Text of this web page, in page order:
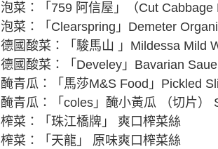
泡菜：「759 阿信屋」（Cut Cabbage
泡菜：「Clearspring」Demeter
德國酸菜：「駿馬山 」Mildessa Mild
德國酸菜：「Develey」Bavarian
醃青瓜：「馬莎M&S Food」Pickled
醃青瓜：「coles」醃小黃瓜 （切片）
榨菜：「珠江橋牌」 爽口榨菜絲
榨菜：「天龍」 原味爽口榨菜絲